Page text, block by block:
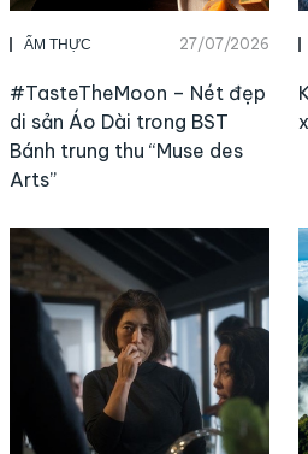
ẨM THỰC 27/07/2026
#TasteTheMoon – Nét đẹp
di sản Áo Dài trong BST
Bánh trung thu “Muse des
Arts”